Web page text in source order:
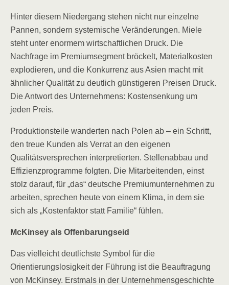
Hinter diesem Niedergang stehen nicht nur einzelne
Pannen, sondern systemische Veränderungen. Miele
steht unter enormem wirtschaftlichen Druck. Die
Nachfrage im Premiumsegment bröckelt, Materialkosten
explodieren, und die Konkurrenz aus Asien macht mit
ähnlicher Qualität zu deutlich günstigeren Preisen Druck.
Die Antwort des Unternehmens: Kostensenkung um
jeden Preis.
Produktionsteile wanderten nach Polen ab – ein Schritt,
den treue Kunden als Verrat an den eigenen
Qualitätsversprechen interpretierten. Stellenabbau und
Effizienzprogramme folgten. Die Mitarbeitenden, einst
stolz darauf, für „das“ deutsche Premiumunternehmen zu
arbeiten, sprechen heute von einem Klima, in dem sie
sich als „Kostenfaktor statt Familie“ fühlen.
McKinsey als Offenbarungseid
Das vielleicht deutlichste Symbol für die
Orientierungslosigkeit der Führung ist die Beauftragung
von McKinsey. Erstmals in der Unternehmensgeschichte